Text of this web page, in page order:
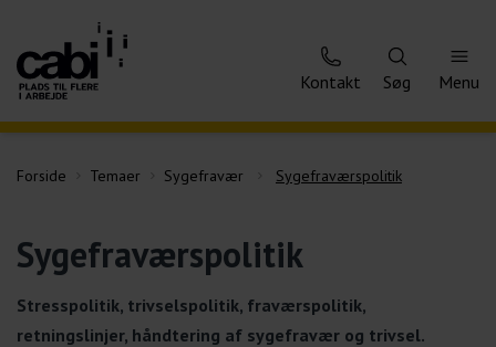
Kontakt Søg Menu
Forside Temaer Sygefravær Sygefraværspolitik
Sygefraværspolitik
Stresspolitik, trivselspolitik, fraværspolitik,
retningslinjer, håndtering af sygefravær og trivsel.